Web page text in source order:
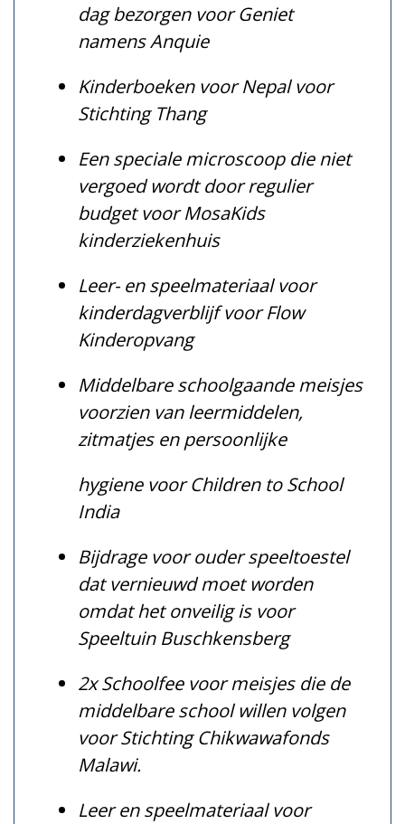
dag bezorgen voor Geniet
namens Anquie
Kinderboeken voor Nepal voor
Stichting Thang
Een speciale microscoop die niet
vergoed wordt door regulier
budget voor MosaKids
kinderziekenhuis
Leer- en speelmateriaal voor
kinderdagverblijf voor Flow
Kinderopvang
Middelbare schoolgaande meisjes
voorzien van leermiddelen,
zitmatjes en persoonlijke
hygiene voor Children to School
India
Bijdrage voor ouder speeltoestel
dat vernieuwd moet worden
omdat het onveilig is voor
Speeltuin Buschkensberg
2x Schoolfee voor meisjes die de
middelbare school willen volgen
voor Stichting Chikwawafonds
Malawi.
Leer en speelmateriaal voor